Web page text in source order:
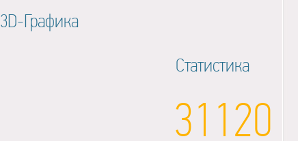
3D-Графика
Статистика
31120